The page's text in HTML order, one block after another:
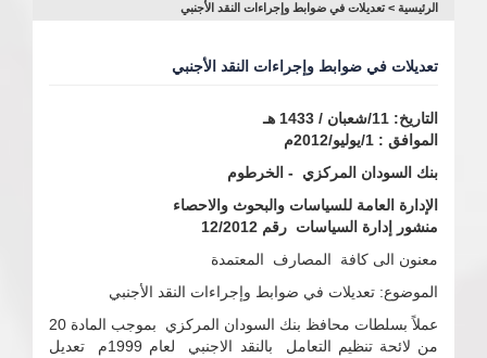
أنت
الرئيسية > تعديلات في ضوابط وإجراءات النقد الأجنبي
تعديلات في ضوابط وإجراءات النقد الأجنبي
التاريخ: 11/شعبان / 1433 هـ
الموافق : 1/يوليو/2012م
بنك السودان المركزي - الخرطوم
الإدارة العامة للسياسات والبحوث والاحصاء
منشور إدارة السياسات رقم 12/2012
معنون الى كافة المصارف المعتمدة
الموضوع: تعديلات في ضوابط وإجراءات النقد الأجنبي
عملاً بسلطات محافظ بنك السودان المركزي بموجب المادة 20
من لائحة تنظيم التعامل بالنقد الاجنبي لعام 1999م تعديل